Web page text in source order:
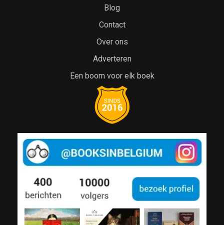
Blog
Contact
Over ons
Adverteren
Een boom voor elk boek